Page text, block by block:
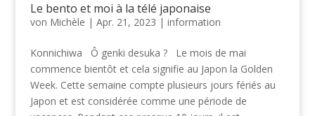
Le bento et moi à la télé japonaise
von Michèle | Apr. 21, 2023 | information
Konnichiwa Ô genki desuka ? Le mois de mai
commence bientôt et cela signifie au Japon la Golden
Week. Cette semaine compte plusieurs jours fériés au
Japon et est considérée comme une période de